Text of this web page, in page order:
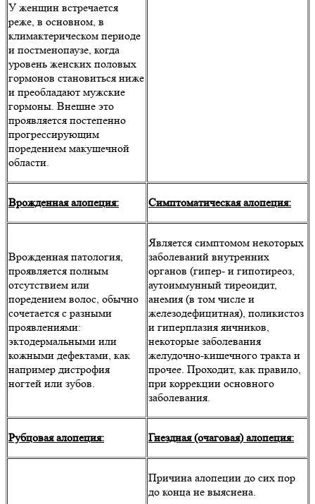
У женщин встречается
реже, в основном, в
климактерическом периоде
и постменопаузе, когда
уровень женских половых
гормонов становиться ниже
и преобладают мужские
гормоны. Внешне это
проявляется постепенно
прогрессирующим
поредением макушечной
области.
Врожденная алопеция: Симптоматическая алопеция:
Врожденная патология,
проявляется полным
отсутствием или
поредением волос, обычно
сочетается с разными
проявлениями:
эктодермальными или
кожными дефектами, как
например дистрофия
ногтей или зубов.
Является симптомом некоторых
заболеваний внутренних
органов (гипер- и гипотиреоз,
аутоиммунный тиреоидит,
анемия (в том числе и
железодефицитная), поликистоз
и гиперплазия яичников,
некоторые заболевания
желудочно-кишечного тракта и
прочее. Проходит, как правило,
при коррекции основного
заболевания.
Рубцовая алопеция: Гнездная (очаговая) алопеция:
Причина алопеции до сих пор
до конца не выяснена.